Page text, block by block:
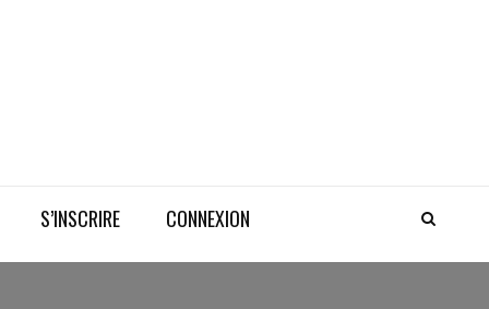
S’INSCRIRE CONNEXION